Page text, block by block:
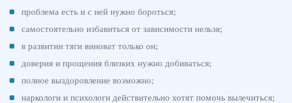
проблема есть и с ней нужно бороться;
самостоятельно избавиться от зависимости нельзя;
в развитии тяги виноват только он;
доверия и прощения близких нужно добиваться;
полное выздоровление возможно;
наркологи и психологи действительно хотят помочь вылечиться;